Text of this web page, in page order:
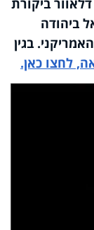
ביהודה
בגין
לחצו כאן.